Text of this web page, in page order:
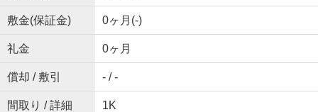
敷金(保証金) 0ヶ月(-)
礼金 0ヶ月
償却 / 敷引 - / -
間取り / 詳細 1K